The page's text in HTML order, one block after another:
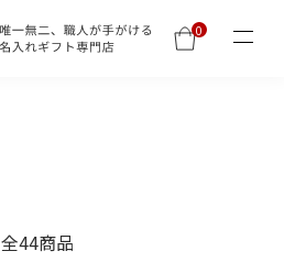
0
全44商品